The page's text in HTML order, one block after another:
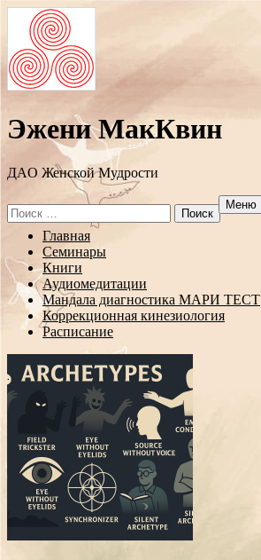
Эжени МакКвин
ДAO Женской Мудрости
Search
for:
Меню
Перейти
содержанию
Главная
Семинары
Книги
Аудиомедитации
Мандала диагностика МАРИ ТЕСТ
Коррекционная кинезиология
Расписание